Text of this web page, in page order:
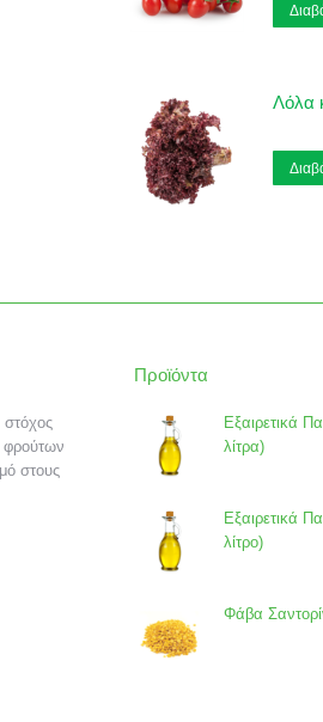
Λόλα
στόχος
φρούτων
στους
Προϊόντα
Εξαιρετικά
λίτρα)
Εξαιρετικά
λίτρο)
Φάβα